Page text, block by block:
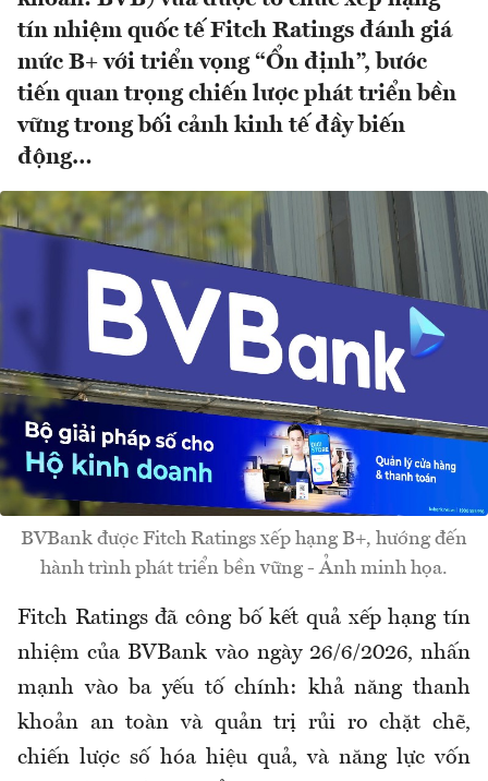
tín nhiệm quốc tế Fitch Ratings đánh giá
mức B+ với triển vọng “Ổn định”, bước
tiến quan trọng chiến lược phát triển bền
vững trong bối cảnh kinh tế đầy biến
động…
BVBank được Fitch Ratings xếp hạng B+, hướng đến
hành trình phát triển bền vững - Ảnh minh họa.
Fitch Ratings đã công bố kết quả xếp hạng tín
nhiệm của BVBank vào ngày 26/6/2026, nhấn
mạnh vào ba yếu tố chính: khả năng thanh
khoản an toàn và quản trị rủi ro chặt chẽ,
chiến lược số hóa hiệu quả, và năng lực vốn